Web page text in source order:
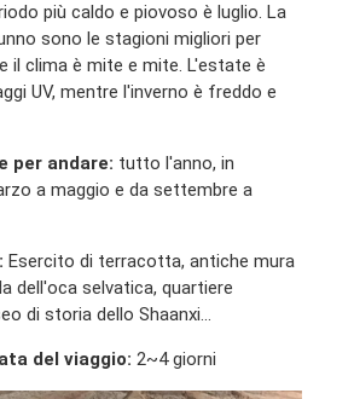
più caldo e piovoso è luglio. La
sono le stagioni migliori per
il clima è mite e mite. L'estate è
UV, mentre l'inverno è freddo e
per andare: tutto l'anno, in
a maggio e da settembre a
Esercito di terracotta, antiche mura
dell'oca selvatica, quartiere
di storia dello Shaanxi...
del viaggio: 2~4 giorni